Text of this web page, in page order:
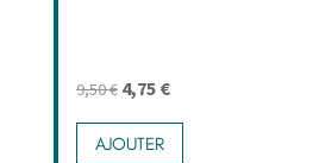
9,50€ Le
prix
initial
4,75 €Le
prix
AJOUTER